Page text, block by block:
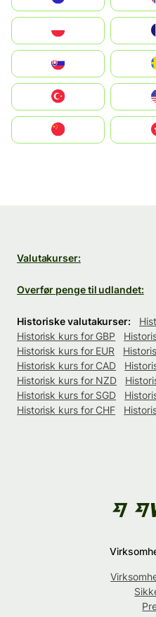
United States
中國香港特別行政區
Valutakurser:
Overfør penge til udlandet:
Historiske valutakurser:
Historisk kurs for GBP
Historisk kurs for EUR
Historisk kurs for CAD
Historisk kurs for NZD
Historisk kurs for SGD
Historisk kurs for CHF